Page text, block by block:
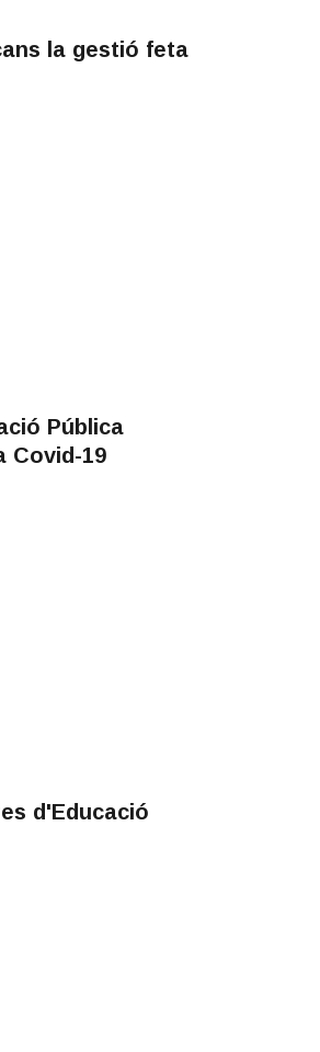
la gestió feta
Pública
Covid-19
d'Educació